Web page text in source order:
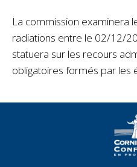
La commission examinera
radiations entre le 02/12/
statuera sur les recours
obligatoires formés par les